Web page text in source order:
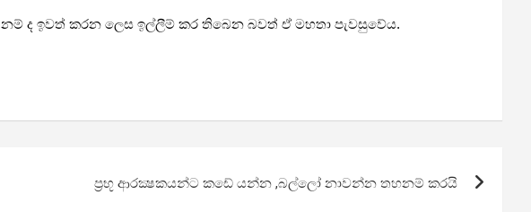
ද ඉවත් කරන ලෙස ඉල්ලීම් කර තිබෙන බවත් ඒ මහතා පැව­සු­වේය.
ප්‍රභූ ආරක්‍ෂකයන්ට කඩේ යන්න ,බල්ලෝ නාවන්න තහනම් කරයි